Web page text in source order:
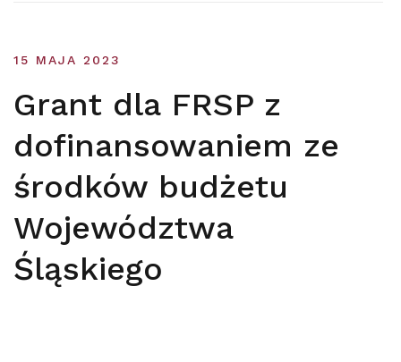
15 MAJA 2023
Grant dla FRSP z
dofinansowaniem ze
środków budżetu
Województwa
Śląskiego